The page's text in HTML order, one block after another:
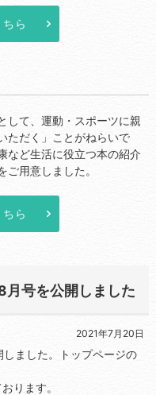
ら
して、運動・スポーツに親
ただく」ことがねらいで
など生活に役立つ本の紹介
用意しました。
ら
月号を公開しました
2021年7月20日
ました。トップページの
ります。